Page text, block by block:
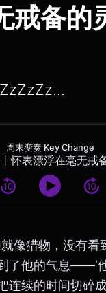
戒备的
周末变奏 Key Change
怀表漂浮在毫无戒
像猎物，没有看
了他的气息——‘
连续的时间切碎